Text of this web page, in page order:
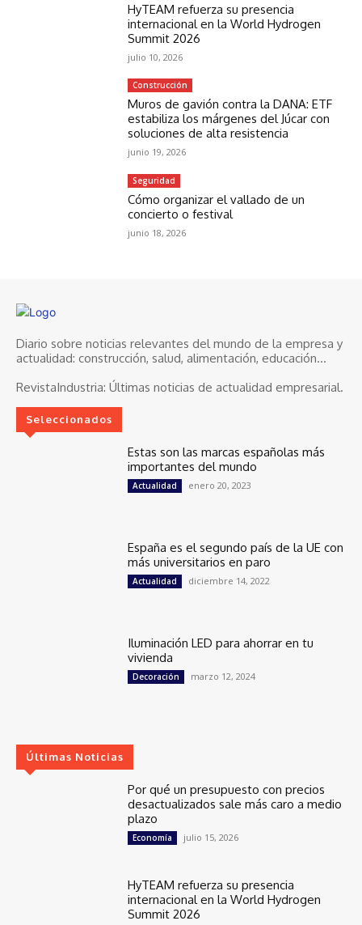
HyTEAM refuerza su presencia
internacional en la World Hydrogen
Summit 2026
julio 10, 2026
Construcción
Muros de gavión contra la DANA: ETF
estabiliza los márgenes del Júcar con
soluciones de alta resistencia
junio 19, 2026
Seguridad
Cómo organizar el vallado de un
concierto o festival
junio 18, 2026
Diario sobre noticias relevantes del mundo de la empresa y
actualidad: construcción, salud, alimentación, educación...
RevistaIndustria: Últimas noticias de actualidad empresarial.
Seleccionados
Estas son las marcas españolas más
importantes del mundo
Actualidad enero 20, 2023
España es el segundo país de la UE con
más universitarios en paro
Actualidad diciembre 14, 2022
Iluminación LED para ahorrar en tu
vivienda
Decoración marzo 12, 2024
Últimas Noticias
Por qué un presupuesto con precios
desactualizados sale más caro a medio
plazo
Economía julio 15, 2026
HyTEAM refuerza su presencia
internacional en la World Hydrogen
Summit 2026